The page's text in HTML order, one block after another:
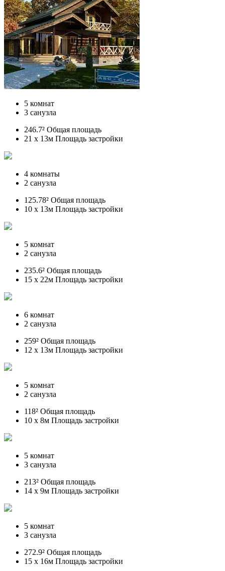
5 комнат
3 санузла
246.7² Общая площадь
21 x 13м Площадь застройки
4 комнаты
2 санузла
125.78² Общая площадь
10 x 13м Площадь застройки
5 комнат
2 санузла
235.6² Общая площадь
15 x 22м Площадь застройки
6 комнат
2 санузла
259² Общая площадь
12 x 13м Площадь застройки
5 комнат
2 санузла
118² Общая площадь
10 x 8м Площадь застройки
5 комнат
3 санузла
213² Общая площадь
14 x 9м Площадь застройки
5 комнат
3 санузла
272.9² Общая площадь
15 x 16м Площадь застройки